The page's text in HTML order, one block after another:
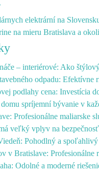
elektrární na
na mieru Bratislava a
– interiérové: Ako
odpadu: Efektívne
podlahy cena: Investícia
spríjemní bývanie v
Profesionálne maliarske
veľký vplyv na
Pohodlný a spoľahlivý
v Bratislave: Profesionálne
Odolné a moderné